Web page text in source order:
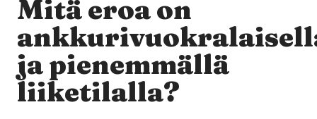
Mitä eroa on
ja pienemmällä
liiketilalla?